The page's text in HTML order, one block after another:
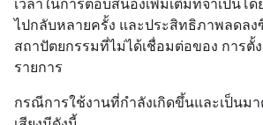
เวลาในการตอบสนองเพิ่มเติมที่จำเป็นโ
ไปกลับหลายครั้ง และประสิทธิภาพลดลง
สถาปัตยกรรมที่ไม่ได้เชื่อมต่อของ การตั้
รายการ
กรณีการใช้งานที่กำลังเกิดขึ้นและเป็นม